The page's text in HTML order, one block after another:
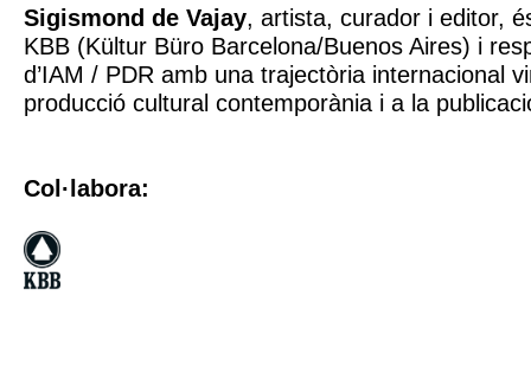
Sigismond de Vajay, artista, curador i editor,
KBB (Kültur Büro Barcelona/Buenos Aires) i
d’IAM / PDR amb una trajectòria internacional
producció cultural contemporània i a la
Col·labora: